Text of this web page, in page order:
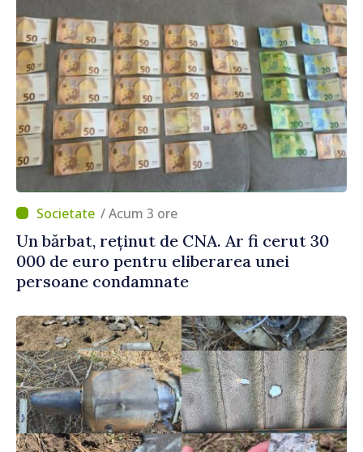
/ Acum 3 ore
Un bărbat, reținut de CNA. Ar fi cerut 30
000 de euro pentru eliberarea unei
persoane condamnate